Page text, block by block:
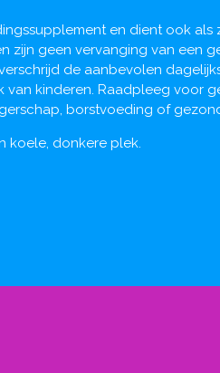
en dient ook
zijn geen vervanging van een
de aanbevolen
kinderen. Raadpleeg voor
borstvoeding of
koele, donkere plek.